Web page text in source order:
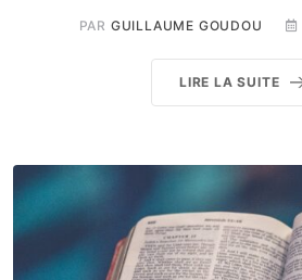
PAR GUILLAUME GOUDOU
LIRE LA SUITE